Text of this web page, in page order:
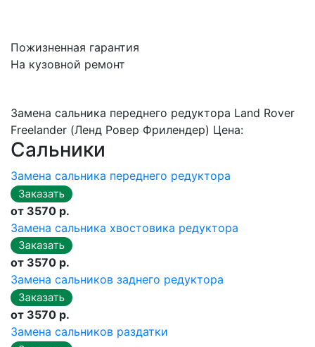
Пожизненная гарантия
На кузовной ремонт
Замена сальника переднего редуктора Land Rover
Freelander (Ленд Ровер Фрилендер) Цена:
Сальники
Замена сальника переднего редуктора
от 3570 р.
Замена сальника хвостовика редуктора
от 3570 р.
Замена сальников заднего редуктора
от 3570 р.
Замена сальников раздатки